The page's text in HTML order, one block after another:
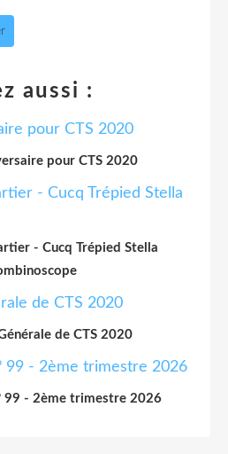
aussi :
pour CTS 2020
- Cucq Trépied Stella
de CTS 2020
99 - 2ème trimestre 2026